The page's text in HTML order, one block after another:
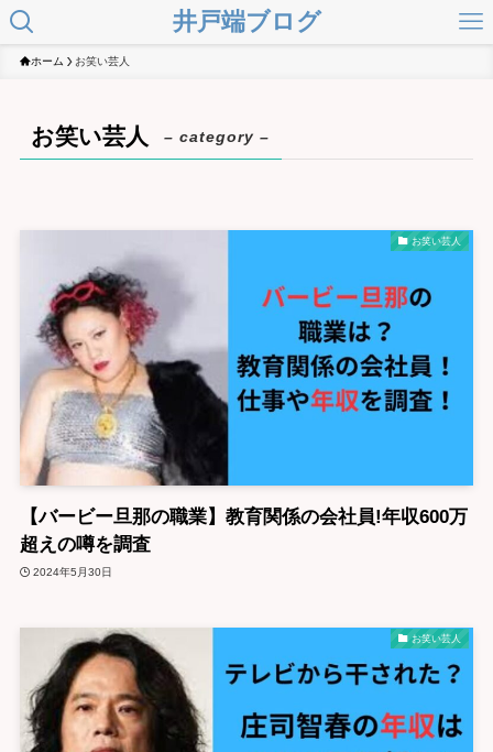
井戸端ブログ
ホーム お笑い芸人
お笑い芸人 – category –
お笑い芸人
【バービー旦那の職業】教育関係の会社員!年収600万
超えの噂を調査
2024年5月30日
お笑い芸人